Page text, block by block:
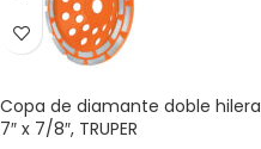
Copa de diamante doble hilera
7″ x 7/8″, TRUPER